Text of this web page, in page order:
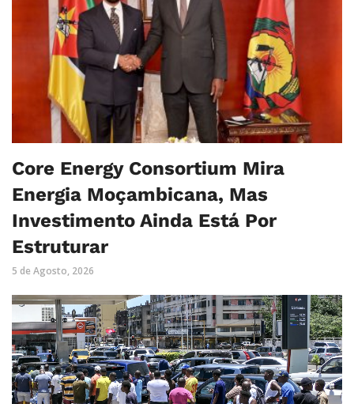
Core Energy Consortium Mira
Energia Moçambicana, Mas
Investimento Ainda Está Por
Estruturar
5 de Agosto, 2026